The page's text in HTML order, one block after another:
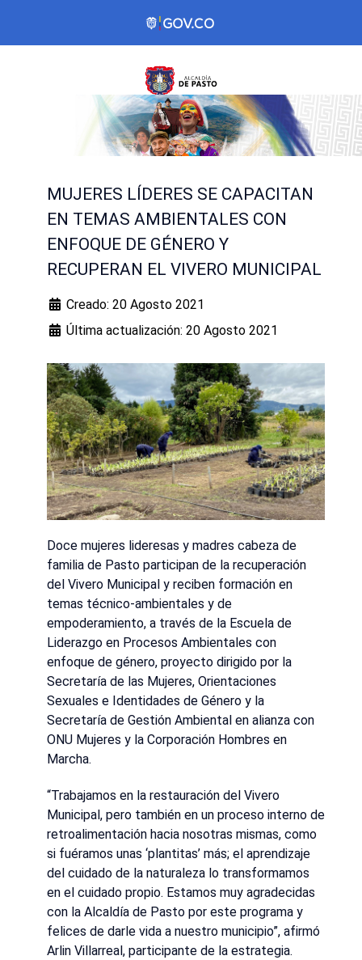
MUJERES LÍDERES SE CAPACITAN
EN TEMAS AMBIENTALES CON
ENFOQUE DE GÉNERO Y
RECUPERAN EL VIVERO MUNICIPAL
Creado: 20 Agosto 2021
Última actualización: 20 Agosto 2021
Doce mujeres lideresas y madres cabeza de
familia de Pasto participan de la recuperación
del Vivero Municipal y reciben formación en
temas técnico-ambientales y de
empoderamiento, a través de la Escuela de
Liderazgo en Procesos Ambientales con
enfoque de género, proyecto dirigido por la
Secretaría de las Mujeres, Orientaciones
Sexuales e Identidades de Género y la
Secretaría de Gestión Ambiental en alianza con
ONU Mujeres y la Corporación Hombres en
Marcha.
“Trabajamos en la restauración del Vivero
Municipal, pero también en un proceso interno de
retroalimentación hacia nosotras mismas, como
si fuéramos unas ‘plantitas’ más; el aprendizaje
del cuidado de la naturaleza lo transformamos
en el cuidado propio. Estamos muy agradecidas
con la Alcaldía de Pasto por este programa y
felices de darle vida a nuestro municipio”, afirmó
Arlin Villarreal, participante de la estrategia.